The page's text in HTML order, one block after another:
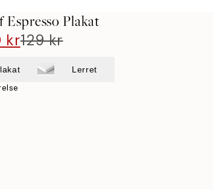
Espresso Plakat
kr129 kr
Lerret